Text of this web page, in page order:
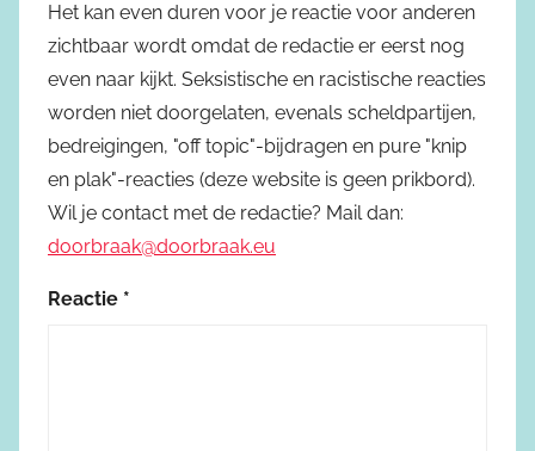
Het kan even duren voor je reactie voor anderen
zichtbaar wordt omdat de redactie er eerst nog
even naar kijkt. Seksistische en racistische reacties
worden niet doorgelaten, evenals scheldpartijen,
bedreigingen, "off topic"-bijdragen en pure "knip
en plak"-reacties (deze website is geen prikbord).
Wil je contact met de redactie? Mail dan:
doorbraak@doorbraak.eu
Reactie *